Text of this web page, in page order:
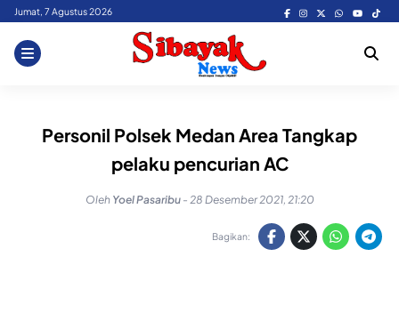
Skip
content
Jumat, 7 Agustus 2026
Personil Polsek Medan Area Tangkap
pelaku pencurian AC
Oleh Yoel Pasaribu - 28 Desember 2021, 21:20
Bagikan: